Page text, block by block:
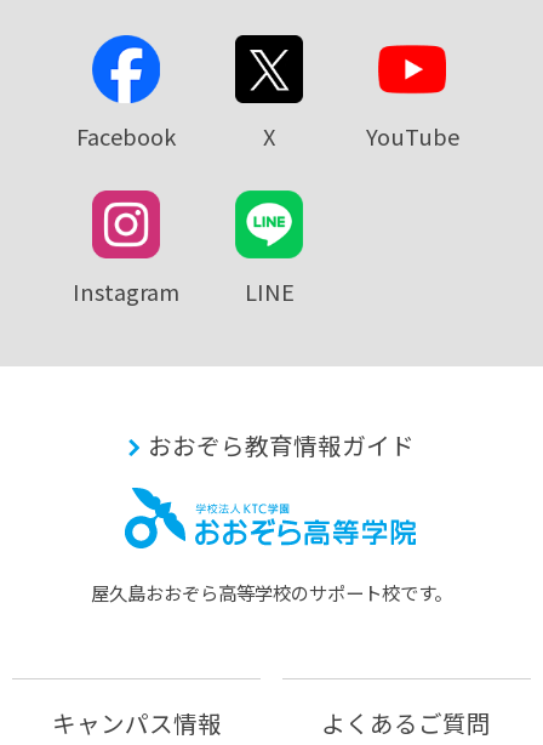
Facebook X YouTube
Instagram LINE
おおぞら教育情報ガイド
屋久島おおぞら⾼等学校のサポート校です。
キャンパス情報 よくあるご質問